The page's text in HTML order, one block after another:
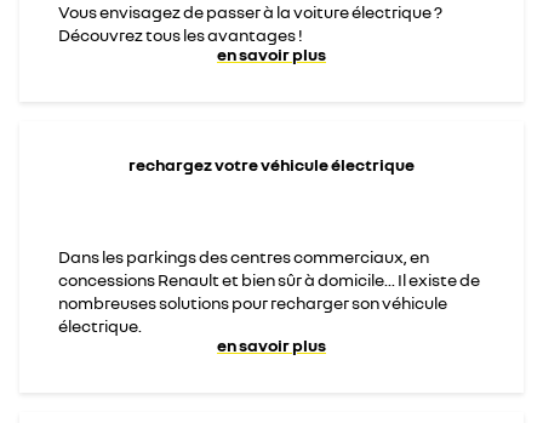
Vous envisagez de passer à la voiture électrique ?
Découvrez tous les avantages !
en savoir plus
rechargez votre véhicule électrique
Dans les parkings des centres commerciaux, en
concessions Renault et bien sûr à domicile... Il existe de
nombreuses solutions pour recharger son véhicule
électrique.
en savoir plus